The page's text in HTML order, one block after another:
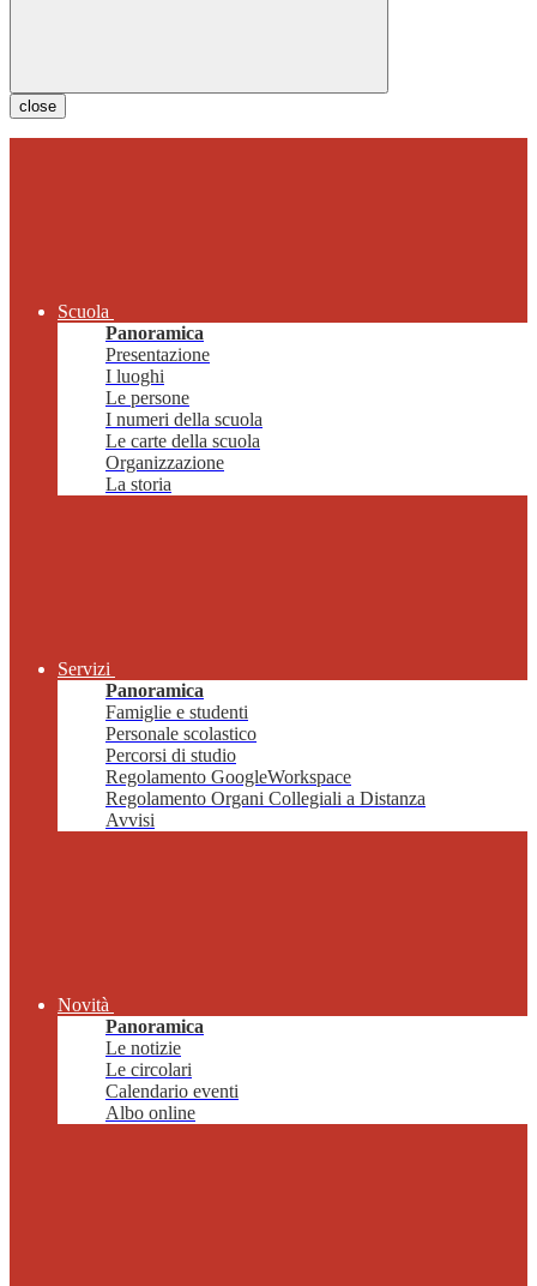
close
Scuola
Panoramica
Presentazione
I luoghi
Le persone
I numeri della scuola
Le carte della scuola
Organizzazione
La storia
Servizi
Panoramica
Famiglie e studenti
Personale scolastico
Percorsi di studio
Regolamento GoogleWorkspace
Regolamento Organi Collegiali a Distanza
Avvisi
Novità
Panoramica
Le notizie
Le circolari
Calendario eventi
Albo online